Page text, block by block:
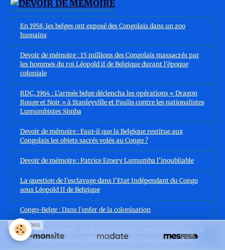
En 1958, les belges ont exposé des Congolais dans un zoo
humains
Devoir de mémoire : 15 millions des Congolais massacrés par
les hommes du roi Léopold iI de Belgique durant l'époque
coloniale
RDC, 1964 : L'armée belge déclencha les opérations « Dragon
Rouge et Noir » à Stanleyville et Paulis contre les nationalistes
Lumumbistes Simba
Devoir de mémoire : Faut-il que la Belgique restitue aux
Congolais les objets sacrés volés au Congo ?
Devoir de mémoire : Patrice Emery Lumumba l'inoubliable
La question de l'esclavage dans l'Etat Indépendant du Congo
sous Léopold II de Belgique
Congo-Belge : Dans l'enfer de la colonisation
Devoir de mémoire : La Belgique a voulu reprendre le Congo de
force, à cela il fallait d'abord assassiner Patrice Lumumba !
SPONSORS